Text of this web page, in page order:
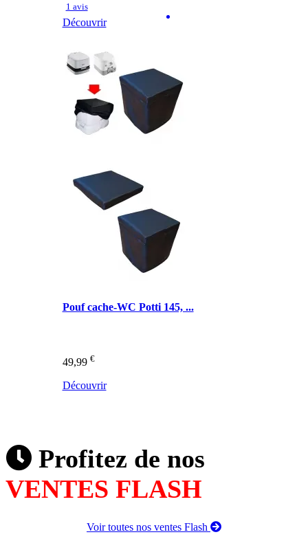
1 avis
Découvrir
Pouf cache-WC Potti 145, ...
49,99 €
Découvrir
Profitez de nos
VENTES FLASH
Voir toutes nos ventes Flash